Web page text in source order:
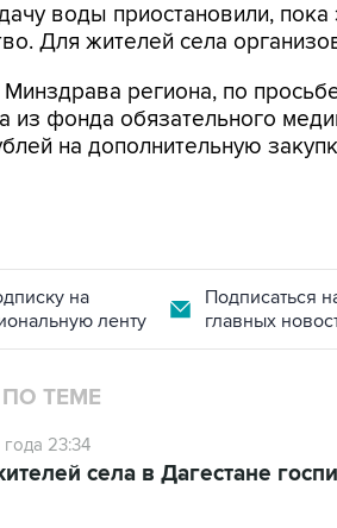
воды приостановили, пока
Для жителей села
региона, по
из фонда обязательного
на дополнительную
на
ленту
Подписаться
главных
ТЕМЕ
23:34
села в Дагестане